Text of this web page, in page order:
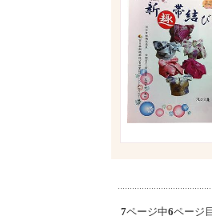
7ページ中6ページ